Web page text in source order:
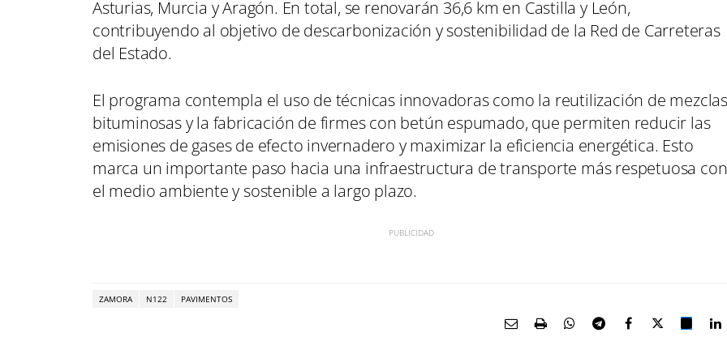
Asturias, Murcia y Aragón. En total, se renovarán 36,6 km en Castilla y León,
contribuyendo al objetivo de descarbonización y sostenibilidad de la Red de Carreteras
del Estado.
El programa contempla el uso de técnicas innovadoras como la reutilización de mezclas
bituminosas y la fabricación de firmes con betún espumado, que permiten reducir las
emisiones de gases de efecto invernadero y maximizar la eficiencia energética. Esto
marca un importante paso hacia una infraestructura de transporte más respetuosa con
el medio ambiente y sostenible a largo plazo.
ZAMORA N122 PAVIMENTOS